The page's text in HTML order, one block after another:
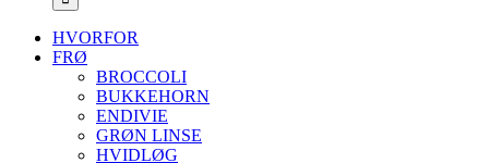
HVORFOR
FRØ
BROCCOLI
BUKKEHORN
ENDIVIE
GRØN LINSE
HVIDLØG